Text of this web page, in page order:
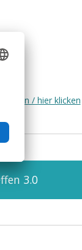
Laden / hier klicken
3.0